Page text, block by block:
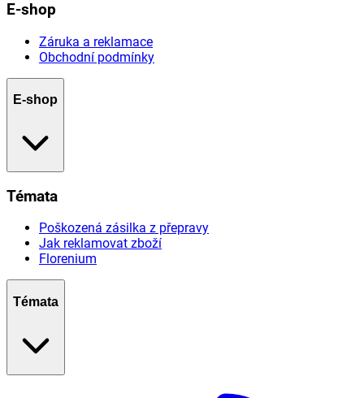
E-shop
Záruka a reklamace
Obchodní podmínky
E-shop
Témata
Poškozená zásilka z přepravy
Jak reklamovat zboží
Florenium
Témata